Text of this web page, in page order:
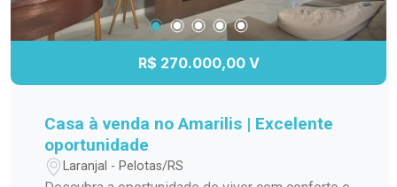
R$ 270.000,00 V
Casa à venda no Amarilis | Excelente
oportunidade
Laranjal - Pelotas/RS